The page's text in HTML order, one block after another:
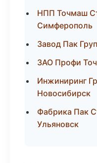
НПП Точмаш
Симферополь
Завод Пак
ЗАО Профи
Инжиниринг
Новосибирск
Фабрика Пак
Ульяновск